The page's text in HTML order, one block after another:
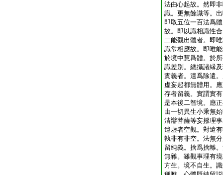
法由心起故。然即
識。更無餘識等。
即取五位一百法爲
故。即以識相識性
二能觀出體者。即
識常相應故。即唯
於境中慧爲體。於
識差別。總攝諸縁
實義者。遣爲除遣
虚妄起都無體用。
存者留義。實謂實
是本後二智境。應
由一切異生小乘無
清辯菩薩等妄撥理
遣虚者空觀。對遣
執非有非空。法無
留純義。捨爲捨離
無雜。雖觀事理有
方生。境不自生。